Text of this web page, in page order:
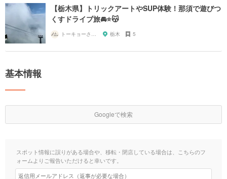
【栃木県】トリックアートやSUP体験！那須で遊びつ
くすドライブ旅🚘⭐️😽
栃木 5
基本情報
Googleで検索
スポット情報に誤りがある場合や、移転・閉店している場合は、こちらのフ
ォームよりご報告いただけると幸いです。